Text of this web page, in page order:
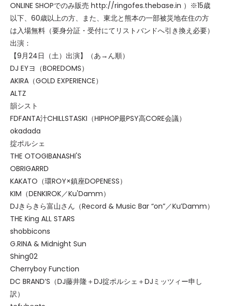
ONLINE SHOPでのみ販売 http://ringofes.thebase.in ）※15歳
以下、60歳以上の方、また、東北と熊本の一部被災地在住の方
は入場無料（要身分証・受付にてリストバンドへ引き換え必要）
出演：
【9月24日（土）出演】（あ→ん順）
DJ EYヨ（BOREDOMS）
AKIRA（GOLD EXPERIENCE）
ALTZ
韻シスト
FDFANTA汁CHILLSTASKI（HIPHOP最PSY高CORE会議）
okadada
掟ポルシェ
THE OTOGIBANASHI'S
OBRIGARRD
KAKATO（環ROY×鎮座DOPENESS）
KIM（DENKIROK／Ku'Damm）
DJきらきら富山さん（Record & Music Bar “on”／Ku’Damm）
THE King ALL STARS
shobbicons
G.RINA & Midnight Sun
Shing02
Cherryboy Function
DC BRAND’S（DJ藤井隆＋DJ掟ポルシェ＋DJミッツィー申し
訳）